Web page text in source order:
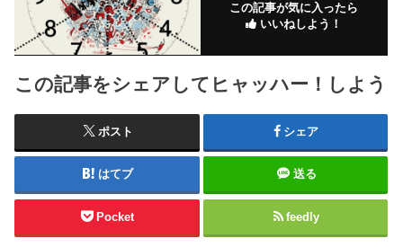
この記事が気に入ったら
いいねしよう！
この記事をシェアしてヒャッハー！しよう
ポスト シェア
はてブ 送る
Pocket feedly